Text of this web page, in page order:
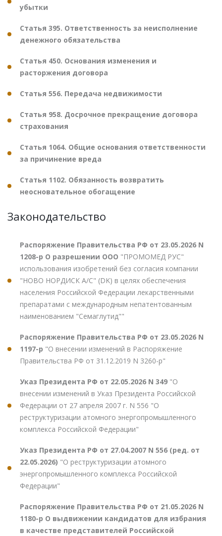
убытки
Статья 395. Ответственность за неисполнение
денежного обязательства
Статья 450. Основания изменения и
расторжения договора
Статья 556. Передача недвижимости
Статья 958. Досрочное прекращение договора
страхования
Статья 1064. Общие основания ответственности
за причинение вреда
Статья 1102. Обязанность возвратить
неосновательное обогащение
Законодательство
Распоряжение Правительства РФ от 23.05.2026 N
1208-р О разрешении ООО "ПРОМОМЕД РУС"
использования изобретений без согласия компании
"НОВО НОРДИСК А/С" (DK) в целях обеспечения
населения Российской Федерации лекарственными
препаратами с международным непатентованным
наименованием "Семаглутид""
Распоряжение Правительства РФ от 23.05.2026 N
1197-р "О внесении изменений в Распоряжение
Правительства РФ от 31.12.2019 N 3260-р"
Указ Президента РФ от 22.05.2026 N 349 "О
внесении изменений в Указ Президента Российской
Федерации от 27 апреля 2007 г. N 556 "О
реструктуризации атомного энергопромышленного
комплекса Российской Федерации"
Указ Президента РФ от 27.04.2007 N 556 (ред. от
22.05.2026) "О реструктуризации атомного
энергопромышленного комплекса Российской
Федерации"
Распоряжение Правительства РФ от 21.05.2026 N
1180-р О выдвижении кандидатов для избрания
в качестве представителей Российской